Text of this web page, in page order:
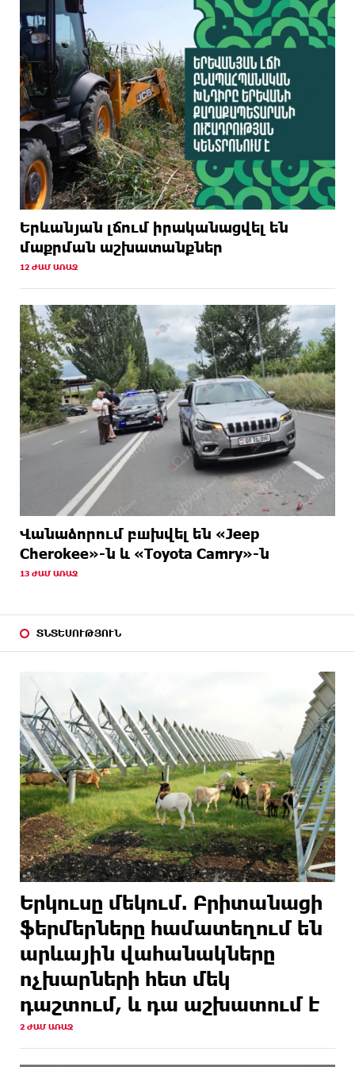
Երևանյան լճում իրականացվել են
մաքրման աշխատանքներ
12 ԺԱՄ ԱՌԱՋ
Վանաձորում բшխվել են «Jeep
Cherokee»-ն և «Toyota Camry»-ն
13 ԺԱՄ ԱՌԱՋ
ՏՆՏԵՍՈՒԹՅՈՒՆ
Երկուսը մեկում. Բրիտանացի
ֆերմերները համատեղում են
արևային վահանակները
ոչխարների հետ մեկ
դաշտում, և դա աշխատում է
2 ԺԱՄ ԱՌԱՋ